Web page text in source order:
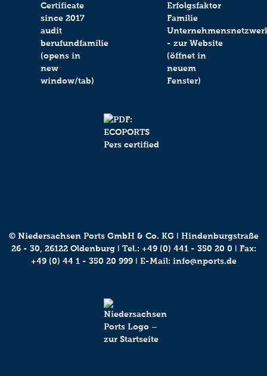
© Niedersachsen Ports GmbH & Co. KG ǀ Hindenburgstraße
26 - 30, 26122 Oldenburg ǀ Tel.: +49 (0) 441 - 350 20 0 ǀ Fax:
+49 (0) 44 1 - 350 20 999 ǀ E-Mail: info@nports.de